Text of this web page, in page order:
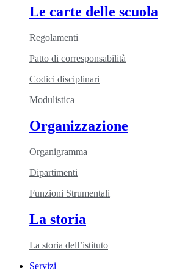
Le carte delle scuola
Regolamenti
Patto di corresponsabilità
Codici disciplinari
Modulistica
Organizzazione
Organigramma
Dipartimenti
Funzioni Strumentali
La storia
La storia dell’istituto
Servizi